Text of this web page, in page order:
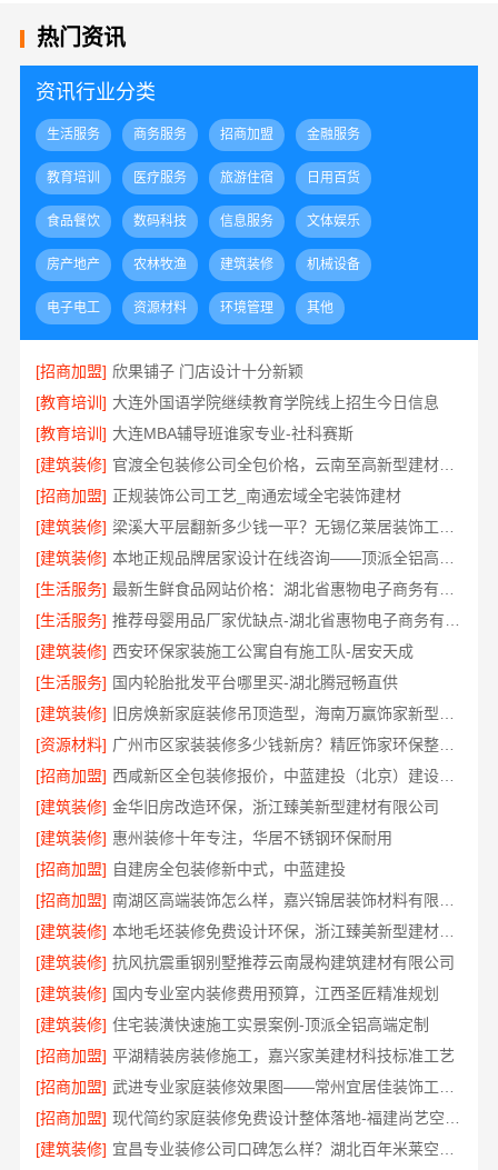
热门资讯
资讯行业分类
生活服务 商务服务 招商加盟 金融服务
教育培训 医疗服务 旅游住宿 日用百货
食品餐饮 数码科技 信息服务 文体娱乐
房产地产 农林牧渔 建筑装修 机械设备
电子电工 资源材料 环境管理 其他
[招商加盟] 欣果铺子 门店设计十分新颖
[教育培训] 大连外国语学院继续教育学院线上招生今日信息
[教育培训] 大连MBA辅导班谁家专业-社科赛斯
[建筑装修]
官渡全包装修公司全包价格，云南至高新型建材有限公司
[招商加盟] 正规装饰公司工艺_南通宏域全宅装饰建材
[建筑装修]
[建筑装修]
[生活服务]
[生活服务]
[建筑装修] 西安环保家装施工公寓自有施工队-居安天成
[生活服务] 国内轮胎批发平台哪里买-湖北腾冠畅直供
[建筑装修]
[资源材料]
广州市区家装装修多少钱新房？精匠饰家环保整装方案
[招商加盟]
西咸新区全包装修报价，中蓝建投（北京）建设有限公司武功分公司透明
[建筑装修] 金华旧房改造环保，浙江臻美新型建材有限公司
[建筑装修] 惠州装修十年专注，华居不锈钢环保耐用
[招商加盟] 自建房全包装修新中式，中蓝建投
[招商加盟]
[建筑装修]
本地毛坯装修免费设计环保，浙江臻美新型建材有限公司绿色家装
[建筑装修] 抗风抗震重钢别墅推荐云南晟构建筑建材有限公司
[建筑装修] 国内专业室内装修费用预算，江西圣匠精准规划
[建筑装修] 住宅装潢快速施工实景案例-顶派全铝高端定制
[招商加盟] 平湖精装房装修施工，嘉兴家美建材科技标准工艺
[招商加盟]
[招商加盟]
[建筑装修]